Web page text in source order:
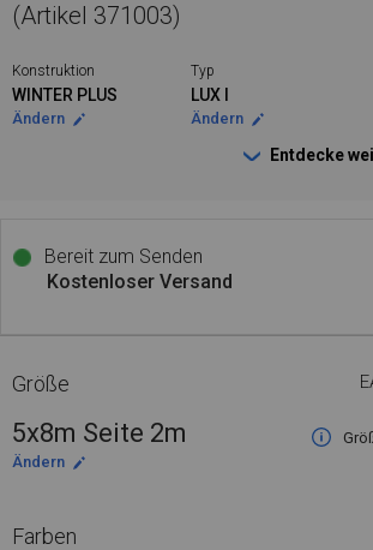
(Artikel 371003)
Konstruktion
WINTER PLUS
Ändern
Typ
LUX I
Ändern
Entdecke
Bereit zum Senden
Kostenloser Versand
Größe
5x8m Seite 2m
Ändern
Farben